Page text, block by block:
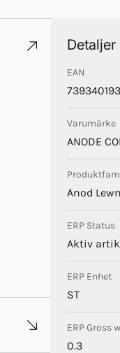
Detaljer
EAN
Varumärke
ANODE
Anod
ERP Status
Aktiv
ERP Enhet
ST
ERP Gross
0.3